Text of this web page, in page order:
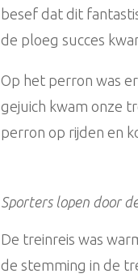
besef dat dit
de ploeg succes
Op het perron was
gejuich kwam onze
perron op rijden en
Sporters lopen door
De treinreis was
de stemming in de